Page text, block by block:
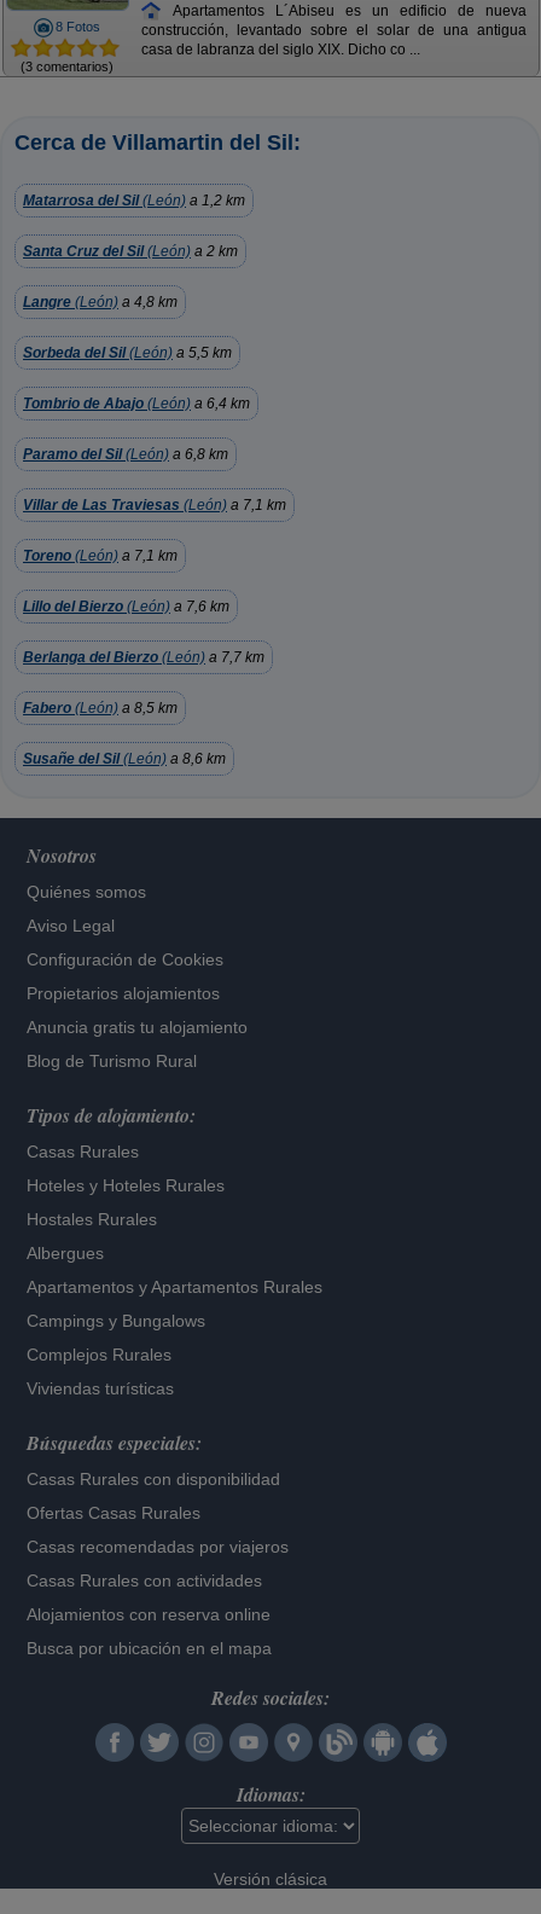
8 Fotos
(3 comentarios)
Apartamentos L´Abiseu es un edificio de nueva
construcción, levantado sobre el solar de una antigua
casa de labranza del siglo XIX. Dicho co ...
Cerca de Villamartin del Sil:
Matarrosa del Sil(León) a 1,2 km
Santa Cruz del Sil(León) a 2 km
Langre (León) a 4,8 km
Sorbeda del Sil(León) a 5,5 km
Tombrio de Abajo (León) a 6,4 km
Paramo del Sil(León) a 6,8 km
Villar de Las Traviesas (León) a 7,1 km
Toreno (León) a 7,1 km
Lillo del Bierzo (León) a 7,6 km
Berlanga del Bierzo (León) a 7,7 km
Fabero (León) a 8,5 km
Susañe del Sil(León) a 8,6 km
Nosotros
Quiénes somos
Aviso Legal
Configuración de Cookies
Propietarios alojamientos
Anuncia gratis tu alojamiento
Blog de Turismo Rural
Tipos de alojamiento:
Casas Rurales
Hoteles y Hoteles Rurales
Hostales Rurales
Albergues
Apartamentos yApartamentos Rurales
Campings y Bungalows
Complejos Rurales
Viviendas turísticas
Búsquedas especiales:
Casas Rurales con disponibilidad
Ofertas Casas Rurales
Casas recomendadas por viajeros
Casas Rurales con actividades
Alojamientos con reserva online
Busca por ubicación en el mapa
Redes sociales:
Idiomas:
Versión clásica